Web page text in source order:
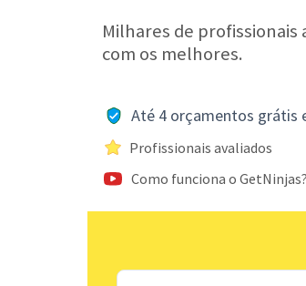
Milhares de
com os melhores.
Até 4 orçamentos grátis
Profissionais avaliados
Como funciona o GetNinjas?